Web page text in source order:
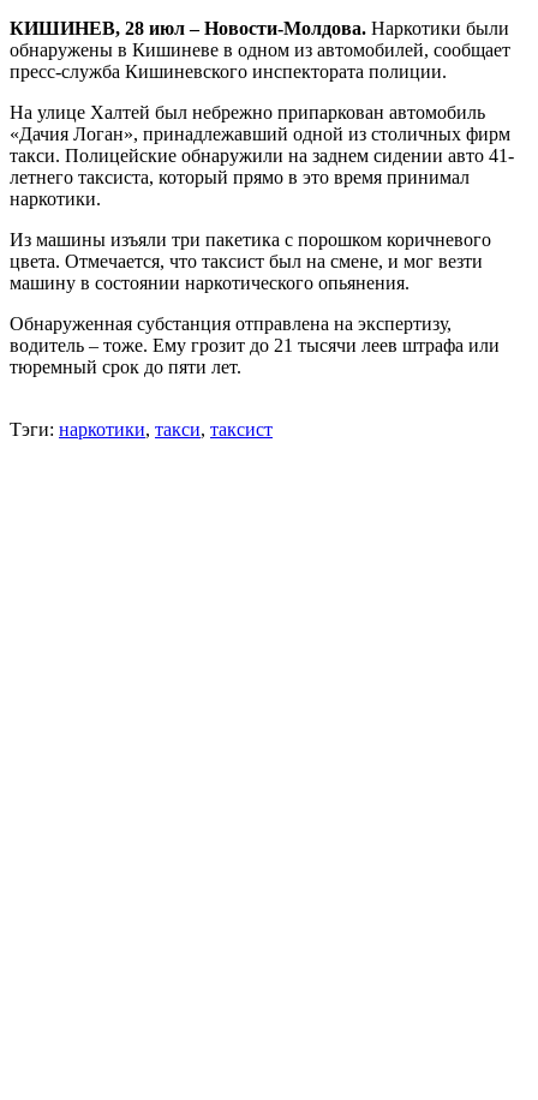
КИШИНЕВ, 28 июл – Новости-Молдова. Наркотики были
обнаружены в Кишиневе в одном из автомобилей, сообщает
пресс-служба Кишиневского инспектората полиции.
На улице Халтей был небрежно припаркован автомобиль
«Дачия Логан», принадлежавший одной из столичных фирм
такси. Полицейские обнаружили на заднем сидении авто 41-
летнего таксиста, который прямо в это время принимал
наркотики.
Из машины изъяли три пакетика с порошком коричневого
цвета. Отмечается, что таксист был на смене, и мог везти
машину в состоянии наркотического опьянения.
Обнаруженная субстанция отправлена на экспертизу,
водитель – тоже. Ему грозит до 21 тысячи леев штрафа или
тюремный срок до пяти лет.
Тэги: наркотики, такси, таксист